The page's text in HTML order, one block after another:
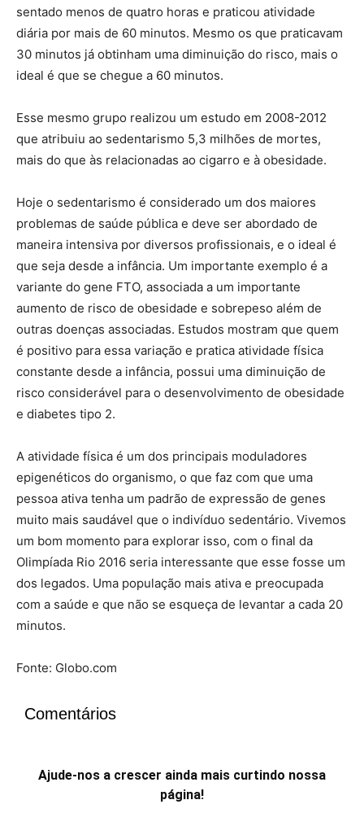
sentado menos de quatro horas e praticou atividade
diária por mais de 60 minutos. Mesmo os que praticavam
30 minutos já obtinham uma diminuição do risco, mais o
ideal é que se chegue a 60 minutos.
Esse mesmo grupo realizou um estudo em 2008-2012
que atribuiu ao sedentarismo 5,3 milhões de mortes,
mais do que às relacionadas ao cigarro e à obesidade.
Hoje o sedentarismo é considerado um dos maiores
problemas de saúde pública e deve ser abordado de
maneira intensiva por diversos profissionais, e o ideal é
que seja desde a infância. Um importante exemplo é a
variante do gene FTO, associada a um importante
aumento de risco de obesidade e sobrepeso além de
outras doenças associadas. Estudos mostram que quem
é positivo para essa variação e pratica atividade física
constante desde a infância, possui uma diminuição de
risco considerável para o desenvolvimento de obesidade
e diabetes tipo 2.
A atividade física é um dos principais moduladores
epigenéticos do organismo, o que faz com que uma
pessoa ativa tenha um padrão de expressão de genes
muito mais saudável que o indivíduo sedentário. Vivemos
um bom momento para explorar isso, com o final da
Olimpíada Rio 2016 seria interessante que esse fosse um
dos legados. Uma população mais ativa e preocupada
com a saúde e que não se esqueça de levantar a cada 20
minutos.
Fonte: Globo.com
Comentários
Ajude-nos a crescer ainda mais curtindo nossa
página!